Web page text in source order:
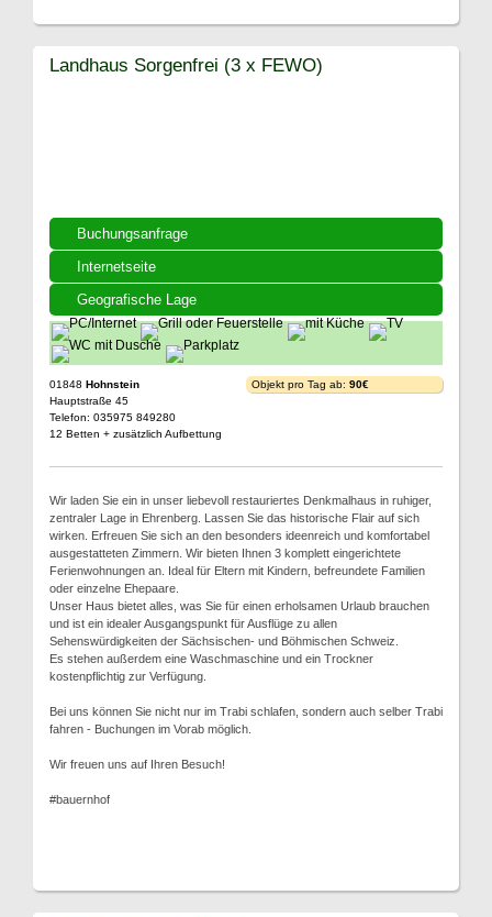
Buchungsanfrage
Internetseite
Geografische Lage
Landhaus Sorgenfrei (3 x FEWO)
01848 Hohnstein
Hauptstraße 45
Telefon: 035975 849280
12 Betten + zusätzlich Aufbettung
Objekt pro Tag ab: 90€
Wir laden Sie ein in unser liebevoll restauriertes Denkmalhaus in ruhiger,
zentraler Lage in Ehrenberg. Lassen Sie das historische Flair auf sich
wirken. Erfreuen Sie sich an den besonders ideenreich und komfortabel
ausgestatteten Zimmern. Wir bieten Ihnen 3 komplett eingerichtete
Ferienwohnungen an. Ideal für Eltern mit Kindern, befreundete Familien
oder einzelne Ehepaare.
Unser Haus bietet alles, was Sie für einen erholsamen Urlaub brauchen
und ist ein idealer Ausgangspunkt für Ausflüge zu allen
Sehenswürdigkeiten der Sächsischen- und Böhmischen Schweiz.
Es stehen außerdem eine Waschmaschine und ein Trockner
kostenpflichtig zur Verfügung.
Bei uns können Sie nicht nur im Trabi schlafen, sondern auch selber Trabi
fahren - Buchungen im Vorab möglich.
Wir freuen uns auf Ihren Besuch!
#bauernhof